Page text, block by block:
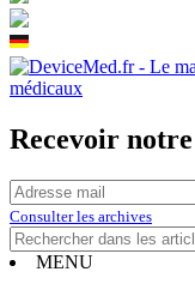
Recevoir
Consulter les archives
MENU